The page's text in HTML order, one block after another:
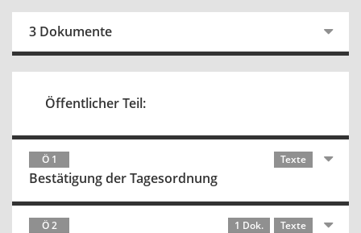
3 Dokumente
Öffentlicher Teil:
Ö 1 Texte
Bestätigung der Tagesordnung
Ö 2 1 Dok. Texte